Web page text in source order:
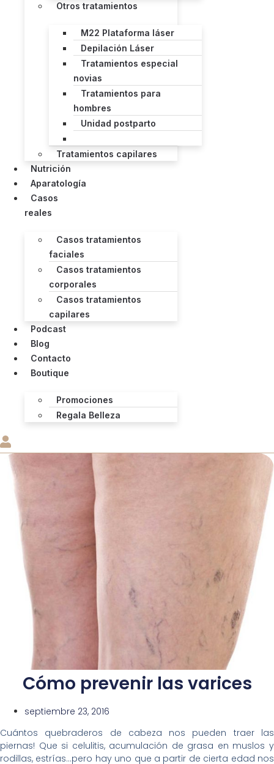
Otros tratamientos
M22 Plataforma láser
Depilación Láser
Tratamientos especial
novias
Tratamientos para
hombres
Unidad postparto
Tratamientos capilares
Nutrición
Aparatología
Casos
reales
Casos tratamientos
faciales
Casos tratamientos
corporales
Casos tratamientos
capilares
Podcast
Blog
Contacto
Boutique
Promociones
Regala Belleza
Cómo prevenir las varices
septiembre 23, 2016
Cuántos quebraderos de cabeza nos pueden traer las
piernas! Que si celulitis, acumulación de grasa en muslos y
rodillas, estrías…pero hay uno que a partir de cierta edad nos